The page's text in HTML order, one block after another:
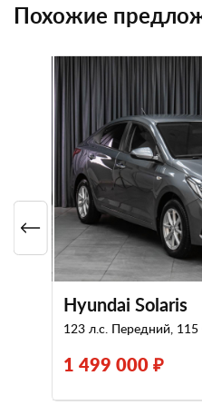
Похожие
Hyundai Solaris
123 л.с. Передний,
1 499 000 ₽